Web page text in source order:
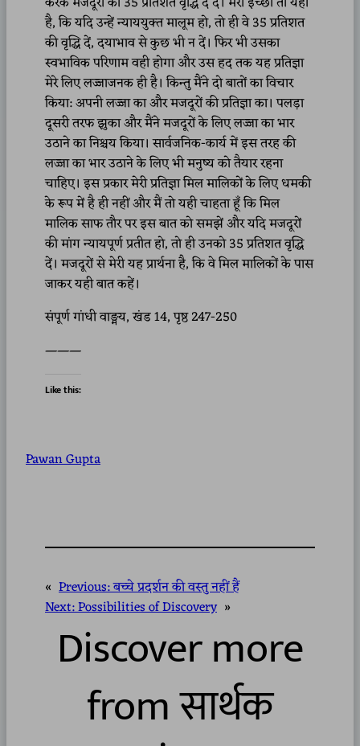
है, कि यदि उन्हें न्याययुक्त मालूम हो, तो ही वे 35 प्रतिशत
की वृद्धि दें, दयाभाव से कुछ भी न दें। फिर भी उसका
स्वभाविक परिणाम वही होगा और उस हद तक यह प्रतिज्ञा
मेरे लिए लज्जाजनक ही है। किन्तु मैंने दो बातों का विचार
किया: अपनी लज्जा का और मजदूरों की प्रतिज्ञा का। पलड़ा
दूसरी तरफ झुका और मैंने मजदूरों के लिए लज्जा का भार
उठाने का निश्चय किया। सार्वजनिक-कार्य में इस तरह की
लज्जा का भार उठाने के लिए भी मनुष्य को तैयार रहना
चाहिए। इस प्रकार मेरी प्रतिज्ञा मिल मालिकों के लिए धमकी
के रूप में है ही नहीं और मैं तो यही चाहता हूँ कि मिल
मालिक साफ तौर पर इस बात को समझें और यदि मजदूरों
की मांग न्यायपूर्ण प्रतीत हो, तो ही उनको 35 प्रतिशत वृद्धि
दें। मजदूरों से मेरी यह प्रार्थना है, कि वे मिल मालिकों के पास
जाकर यही बात कहें।
संपूर्ण गांधी वाङ्मय, खंड 14, पृष्ठ 247-250
———
Like this:
Pawan Gupta
« Previous:बच्चे प्रदर्शन की वस्तु नहीं हैं
Next:Possibilities of Discovery »
Discover more
from सार्थक